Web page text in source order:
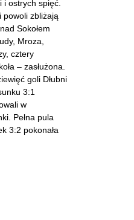
i ostrych spięć.
powoli zbliżają
Sokołem
Mroza,
cztery
– zasłużona.
goli Dłubni
3:1
w
Pełna pula
3:2 pokonała